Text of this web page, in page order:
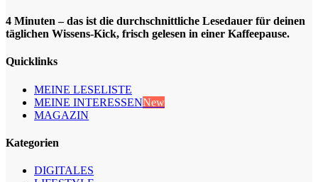
4 Minuten – das ist die durchschnittliche Lesedauer für deinen
täglichen Wissens-Kick, frisch gelesen in einer Kaffeepause.
Quicklinks
MEINE LESELISTE
MEINE INTERESSENNew
MAGAZIN
Kategorien
DIGITALES